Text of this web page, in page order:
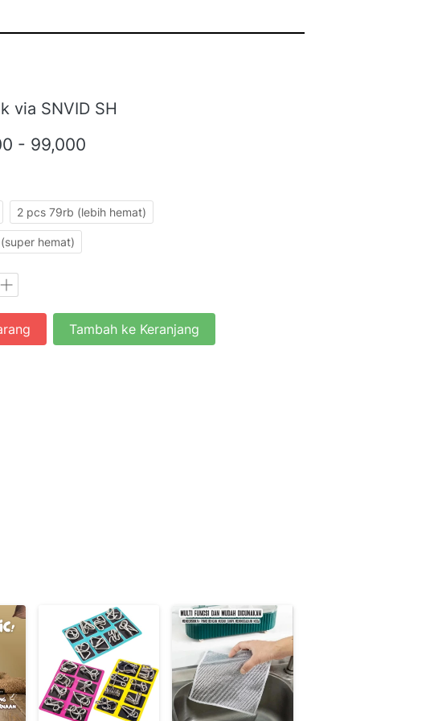
via SNVID SH
- 99,000
2 pcs 79rb (lebih hemat)
hemat)
`
Tambah ke Keranjang